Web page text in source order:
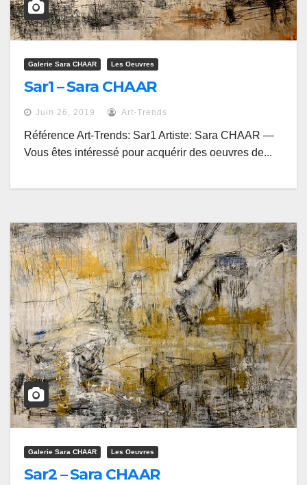
Galerie Sara CHAAR Les Oeuvres
Sar1 – Sara CHAAR
Juin 26, 2019 Art-Trends
Référence Art-Trends: Sar1 Artiste: Sara CHAAR —
Vous êtes intéressé pour acquérir des oeuvres de...
Galerie Sara CHAAR Les Oeuvres
Sar2 – Sara CHAAR